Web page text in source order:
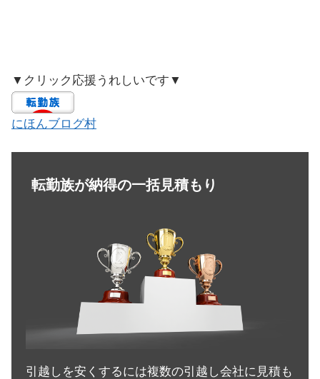
▼クリック応援うれしいです▼
にほんブログ村
転勤族が納得の一括見積もり
引越しを安くするには複数の引越し会社に見積も